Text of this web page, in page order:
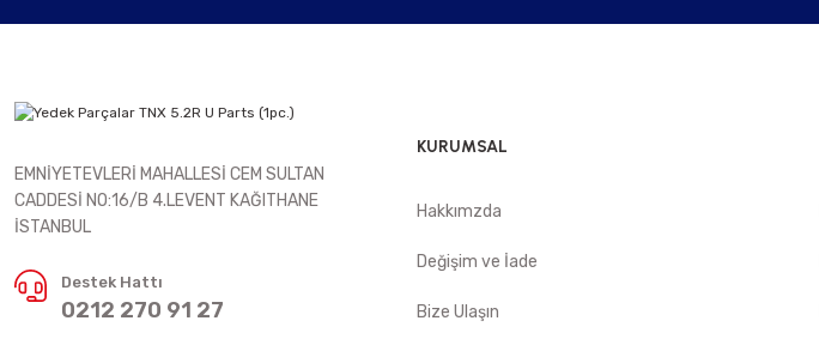
EMNİYETEVLERİ MAHALLESİ CEM SULTAN
CADDESİ NO:16/B 4.LEVENT KAĞITHANE
İSTANBUL
Destek Hattı
0212 270 91 27
KURUMSAL
Hakkımzda
Değişim ve İade
Bize Ulaşın